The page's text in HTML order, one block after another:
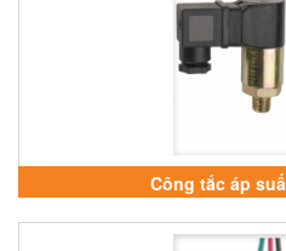
Công tắc áp